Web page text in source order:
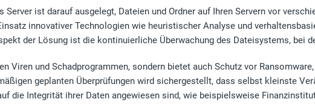
ist darauf ausgelegt, Dateien und Ordner auf Ihren Servern vor
innovativer Technologien wie heuristischer Analyse und
der Lösung ist die kontinuierliche Überwachung des Dateisystems, bei
Viren und Schadprogrammen, sondern bietet auch Schutz vor
geplanten Überprüfungen wird sichergestellt, dass selbst kleinste
die Integrität ihrer Daten angewiesen sind, wie beispielsweise